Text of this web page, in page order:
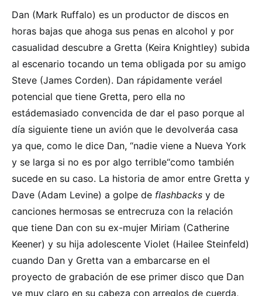
Dan (Mark Ruffalo) es un productor de discos en
horas bajas que ahoga sus penas en alcohol y por
casualidad descubre a Gretta (Keira Knightley) subida
al escenario tocando un tema obligada por su amigo
Steve (James Corden). Dan rápidamente veráel
potencial que tiene Gretta, pero ella no
estádemasiado convencida de dar el paso porque al
día siguiente tiene un avión que le devolveráa casa
ya que, como le dice Dan, “nadie viene a Nueva York
y se larga si no es por algo terrible“como también
sucede en su caso. La historia de amor entre Gretta y
Dave (Adam Levine) a golpe de flashbacks y de
canciones hermosas se entrecruza con la relación
que tiene Dan con su ex-mujer Miriam (Catherine
Keener) y su hija adolescente Violet (Hailee Steinfeld)
cuando Dan y Gretta van a embarcarse en el
proyecto de grabación de ese primer disco que Dan
ve muy claro en su cabeza con arreglos de cuerda,